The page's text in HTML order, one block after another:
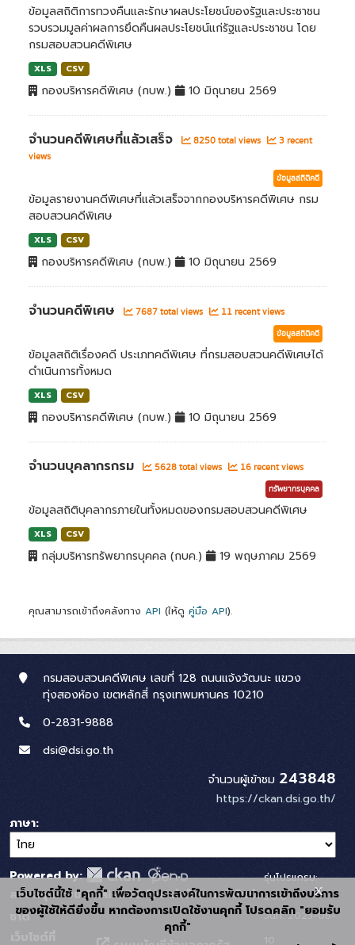
ข้อมูลสถิติการทวงคืนและรักษาผลประโยชน์ของรัฐและประชาชน
รวบรวมมูลค่าผลการยึดคืนผลประโยชน์แก่รัฐและประชาชน โดย
กรมสอบสวนคดีพิเศษ
XLS CSV
กองบริหารคดีพิเศษ (กบพ.) 10 มิถุนายน 2569
จำนวนคดีพิเศษที่แล้วเสร็จ 8250 total views
3 recent
views
ข้อมูลสถิติคดี
ข้อมูลรายงานคดีพิเศษที่แล้วเสร็จจากกองบริหารคดีพิเศษ กรม
สอบสวนคดีพิเศษ
XLS CSV
กองบริหารคดีพิเศษ (กบพ.) 10 มิถุนายน 2569
จำนวนคดีพิเศษ 7687 total views 11 recent views
ข้อมูลสถิติคดี
ข้อมูลสถิติเรื่องคดี ประเภทคดีพิเศษ ที่กรมสอบสวนคดีพิเศษได้
ดำเนินการทั้งหมด
XLS CSV
กองบริหารคดีพิเศษ (กบพ.) 10 มิถุนายน 2569
จำนวนบุคลากรกรม 5628 total views 16 recent views
ทรัพยากรบุคคล
ข้อมูลสถิติบุคลากรภายในทั้งหมดของกรมสอบสวนคดีพิเศษ
XLS CSV
กลุ่มบริหารทรัพยากรบุคคล (กบค.) 19 พฤษภาคม 2569
คุณสามารถเข้าถึงคลังทาง API (ให้ดู คู่มือ API).
กรมสอบสวนคดีพิเศษ เลขที่ 128 ถนนแจ้งวัฒนะ แขวง
ทุ่งสองห้อง เขตหลักสี่ กรุงเทพมหานคร 10210
0-2831-9888
dsi@dsi.go.th
จำนวนผู้เข้าชม 243848
https://ckan.dsi.go.th/
ภาษา
Powered by:
สนับสนุนระบบ Thai-GDC โดย สำนักงานสถิติแห่ง
ชาติ
รุ่นโปรแกรม:
3.0.0
วันที่: 2025-06-
เว็บไซต์นี้ใช้ "คุกกี้" เพื่อวัตถุประสงค์ในการพัฒนาการเข้าถึงบริการ
ของผู้ใช้ให้ดียิ่งขึ้น หากต้องการเปิดใช้งานคุกกี้ โปรดคลิก "ยอมรับ
คุกกี้"
x